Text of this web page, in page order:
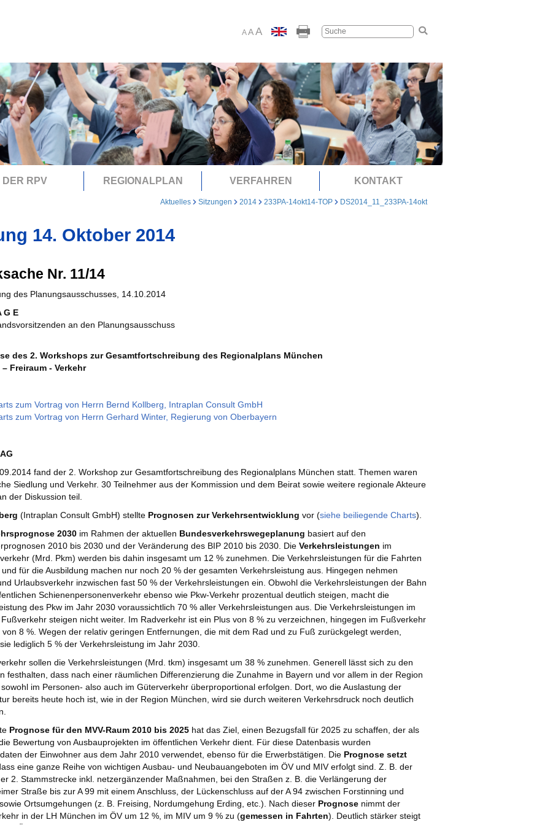
A AA
DER RPV REGIONALPLAN VERFAHREN KONTAKT
Aktuelles Sitzungen 2014 233PA-14okt14-TOP DS2014_11_233PA-14okt
14. Oktober 2014
Nr. 11/14
des Planungsausschusses, 14.10.2014
G E
an den Planungsausschuss
des 2. Workshops zur Gesamtfortschreibung des Regionalplans München
Freiraum - Verkehr
zum Vortrag von Herrn Bernd Kollberg, Intraplan Consult GmbH
zum Vortrag von Herrn Gerhard Winter, Regierung von Oberbayern
fand der 2. Workshop zur Gesamtfortschreibung des Regionalplans München statt. Themen waren
Siedlung und Verkehr. 30 Teilnehmer aus der Kommission und dem Beirat sowie weitere regionale Akteure
der Diskussion teil.
(Intraplan Consult GmbH) stellte Prognosen zur Verkehrsentwicklung vor (siehe beiliegende Charts).
2030im Rahmen der aktuellen Bundesverkehrswegeplanung basiert auf den
2010 bis 2030 und der Veränderung des BIP 2010 bis 2030. Die Verkehrsleistungen im
(Mrd. Pkm) werden bis dahin insgesamt um 12 % zunehmen. Die Verkehrsleistungen für die Fahrten
für die Ausbildung machen nur noch 20 % der gesamten Verkehrsleistung aus. Hingegen nehmen
Urlaubsverkehr inzwischen fast 50 % der Verkehrsleistungen ein. Obwohl die Verkehrsleistungen der Bahn
Schienenpersonenverkehr ebenso wie Pkw-Verkehr prozentual deutlich steigen, macht die
des Pkw im Jahr 2030 voraussichtlich 70 % aller Verkehrsleistungen aus. Die Verkehrsleistungen im
steigen nicht weiter. Im Radverkehr ist ein Plus von 8 % zu verzeichnen, hingegen im Fußverkehr
8 %. Wegen der relativ geringen Entfernungen, die mit dem Rad und zu Fuß zurückgelegt werden,
lediglich 5 % der Verkehrsleistung im Jahr 2030.
sollen die Verkehrsleistungen (Mrd. tkm) insgesamt um 38 % zunehmen. Generell lässt sich zu den
festhalten, dass nach einer räumlichen Differenzierung die Zunahme in Bayern und vor allem in der Region
im Personen- also auch im Güterverkehr überproportional erfolgen. Dort, wo die Auslastung der
bereits heute hoch ist, wie in der Region München, wird sie durch weiteren Verkehrsdruck noch deutlich
Prognose für den MVV-Raum 2010 bis 2025hat das Ziel, einen Bezugsfall für 2025 zu schaffen, der als
Bewertung von Ausbauprojekten im öffentlichen Verkehr dient. Für diese Datenbasis wurden
der Einwohner aus dem Jahr 2010 verwendet, ebenso für die Erwerbstätigen. Die Prognose setzt
eine ganze Reihe von wichtigen Ausbau- und Neubauangeboten im ÖV und MIV erfolgt sind. Z. B. der
2. Stammstrecke inkl. netzergänzender Maßnahmen, bei den Straßen z. B. die Verlängerung der
Straße bis zur A 99 mit einem Anschluss, der Lückenschluss auf der A 94 zwischen Forstinning und
Ortsumgehungen (z. B. Freising, Nordumgehung Erding, etc.). Nach dieser Prognosenimmt der
in der LH München im ÖV um 12 %, im MIV um 9 % zu (gemessen in Fahrten). Deutlich stärker steigt